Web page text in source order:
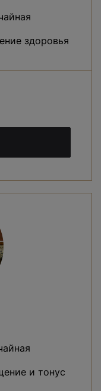
здоровья
и тонус